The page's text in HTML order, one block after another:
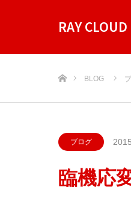
RAY
BLOG
ブログ
臨機応